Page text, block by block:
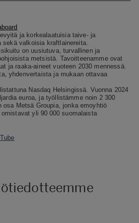
ja korkealaatuisia taive- ja
valkoisia kraftlainereita.
on uusiutuva, turvallinen ja
metsistä. Tavoitteenamme ovat
ja raaka-aineet vuoteen 2030 mennessä.
yhdenvertaista ja mukaan ottavaa
Nasdaq Helsingissä. Vuonna 2024
euroa, ja työllistämme noin 2 300
osa Metsä Groupia, jonka emoyhtiö
yli 90 000 suomalaista